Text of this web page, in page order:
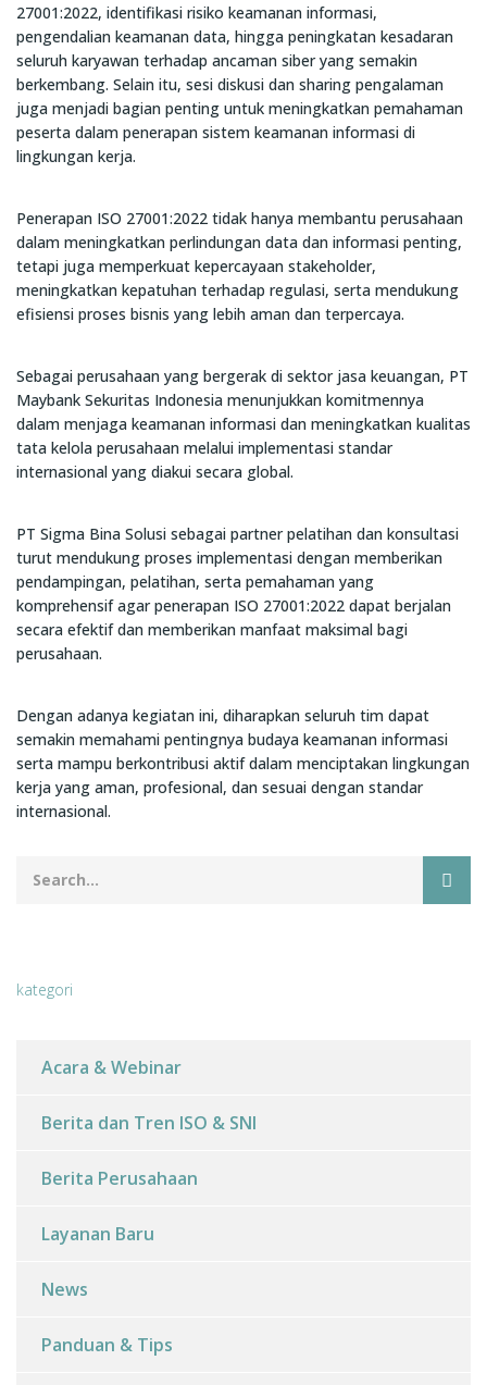
27001:2022, identifikasi risiko keamanan informasi,
pengendalian keamanan data, hingga peningkatan kesadaran
seluruh karyawan terhadap ancaman siber yang semakin
berkembang. Selain itu, sesi diskusi dan sharing pengalaman
juga menjadi bagian penting untuk meningkatkan pemahaman
peserta dalam penerapan sistem keamanan informasi di
lingkungan kerja.
Penerapan ISO 27001:2022 tidak hanya membantu perusahaan
dalam meningkatkan perlindungan data dan informasi penting,
tetapi juga memperkuat kepercayaan stakeholder,
meningkatkan kepatuhan terhadap regulasi, serta mendukung
efisiensi proses bisnis yang lebih aman dan terpercaya.
Sebagai perusahaan yang bergerak di sektor jasa keuangan, PT
Maybank Sekuritas Indonesia menunjukkan komitmennya
dalam menjaga keamanan informasi dan meningkatkan kualitas
tata kelola perusahaan melalui implementasi standar
internasional yang diakui secara global.
PT Sigma Bina Solusi sebagai partner pelatihan dan konsultasi
turut mendukung proses implementasi dengan memberikan
pendampingan, pelatihan, serta pemahaman yang
komprehensif agar penerapan ISO 27001:2022 dapat berjalan
secara efektif dan memberikan manfaat maksimal bagi
perusahaan.
Dengan adanya kegiatan ini, diharapkan seluruh tim dapat
semakin memahami pentingnya budaya keamanan informasi
serta mampu berkontribusi aktif dalam menciptakan lingkungan
kerja yang aman, profesional, dan sesuai dengan standar
internasional.
kategori
Acara & Webinar
Berita dan Tren ISO & SNI
Berita Perusahaan
Layanan Baru
News
Panduan & Tips